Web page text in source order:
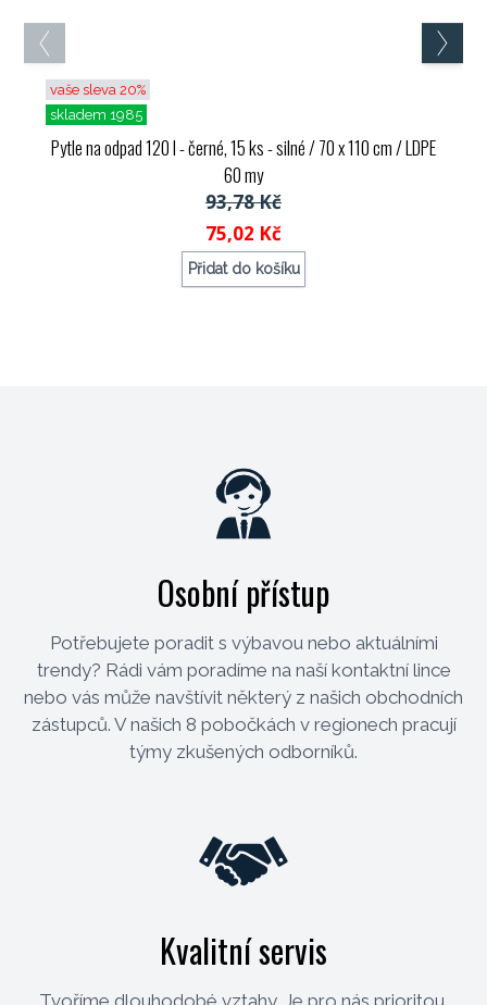
vaše sleva 20%
skladem 1985
Pytle na odpad 120 l - černé, 15 ks - silné / 70 x 110 cm / LDPE
60 my
93,78 Kč
75,02 Kč
Přidat do košíku
Osobní přístup
Potřebujete poradit s výbavou nebo aktuálními
trendy? Rádi vám poradíme na naší kontaktní lince
nebo vás může navštívit některý z našich obchodních
zástupců. V našich 8 pobočkách v regionech pracují
týmy zkušených odborníků.
Kvalitní servis
Tvoříme dlouhodobé vztahy. Je pro nás prioritou,